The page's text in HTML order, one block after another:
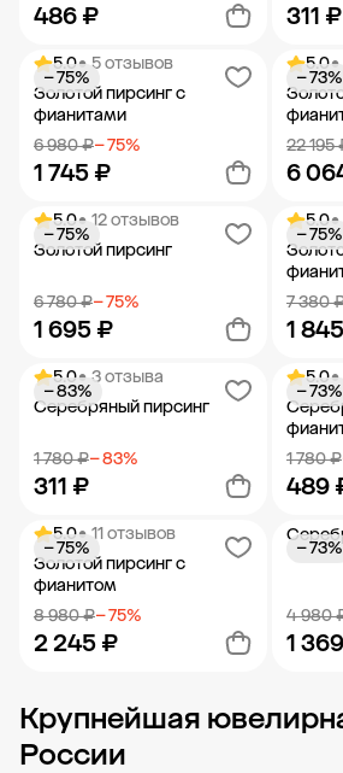
486 ₽
Добавить в корзину
311 ₽
5.0• 5 отзывов
Золотой пирсинг с
фианитами
6 980 ₽− 75%
1 745 ₽
− 75%
Добавить в корзину
5.0
22 195
6
− 73%
5.0• 12 отзывов
Золотой пирсинг
6 780 ₽− 75%
1 695 ₽
− 75%
Добавить в корзину
5.0
7 380
1
− 75%
5.0• 3 отзыва
Серебряный пирсинг
1 780 ₽− 83%
311 ₽
− 83%
Добавить в корзину
5.0
1 780 ₽
489
− 73%
5.0• 11 отзывов
Золотой пирсинг с
фианитом
8 980 ₽− 75%
2 245 ₽
− 75%
Добавить в корзину
4 980
1
− 73%
Крупнейшая
России